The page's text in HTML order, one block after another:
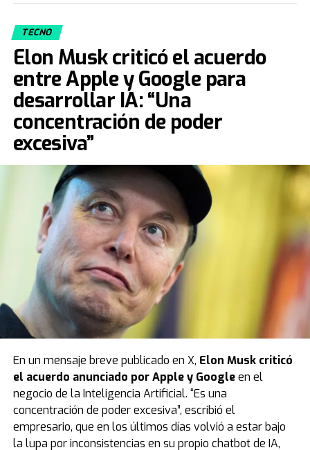
TECNO
Elon Musk criticó el acuerdo
entre Apple y Google para
desarrollar IA: “Una
concentración de poder
excesiva”
En un mensaje breve publicado en X, Elon Musk criticó
el acuerdo anunciado por Apple y Googleen el
negocio de la Inteligencia Artificial. “Es una
concentración de poder excesiva”, escribió el
empresario, que en los últimos días volvió a estar bajo
la lupa por inconsistencias en su propio chatbot de IA,